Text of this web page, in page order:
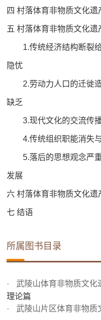
四 村落体育非物质文化
五 村落体育非物质文化遗
1.传统经济结构断裂给
隐忧
2.劳动力人口的迁徙造
缺乏
3.现代文化的交流传播
4.传统组织职能消失与
5.落后的思想观念严重
发展
六 村落体育非物质文化遗
七 结语
所属图书目录
武陵山体育非物质文化
理论篇
武陵山片区体育非物质